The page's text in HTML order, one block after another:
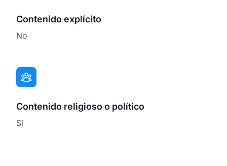
Contenido explícito
No
Contenido religioso o político
Sí